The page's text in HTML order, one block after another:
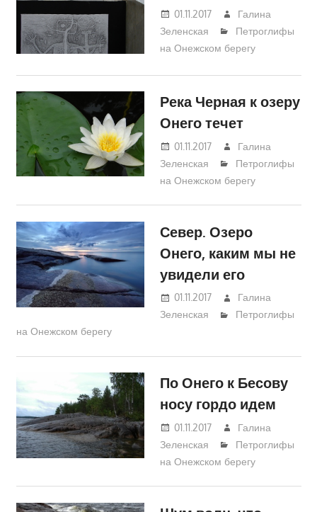
01.11.2017
Галина
Зеленская
Петроглифы
на Онежском берегу
Река Черная к озеру
Онего течет
01.11.2017
Галина
Зеленская
Петроглифы
на Онежском берегу
Север. Озеро
Онего, каким мы не
увидели его
01.11.2017
Галина
Зеленская
Петроглифы
на Онежском берегу
По Онего к Бесову
носу гордо идем
01.11.2017
Галина
Зеленская
Петроглифы
на Онежском берегу